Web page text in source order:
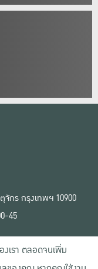
จักร กรุงเทพฯ 10900
45
งเรา ตลอดจนเพิ่ม